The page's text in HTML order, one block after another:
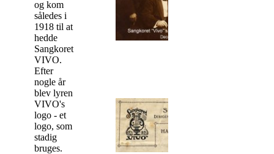
og kom
således i
1918 til at
hedde
Sangkoret
VIVO.
Efter
nogle år
blev lyren
VIVO's
logo - et
logo, som
stadig
bruges.